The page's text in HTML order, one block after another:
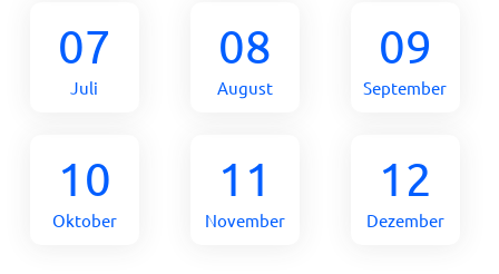
07
Juli
08
August
09
September
10
Oktober
11
November
12
Dezember